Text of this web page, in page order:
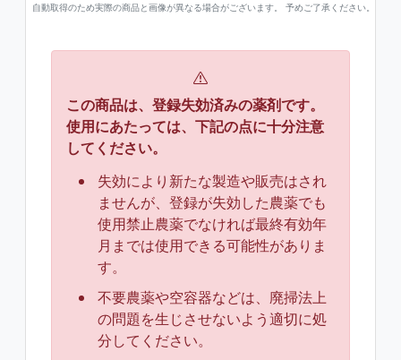
自動取得のため実際の商品と画像が異なる場合がございます。 予めご了承ください。
この商品は、登録失効済みの薬剤です。
使用にあたっては、下記の点に十分注意
してください。
失効により新たな製造や販売はされ
ませんが、登録が失効した農薬でも
使用禁止農薬でなければ最終有効年
月までは使用できる可能性がありま
す。
不要農薬や空容器などは、廃掃法上
の問題を生じさせないよう適切に処
分してください。